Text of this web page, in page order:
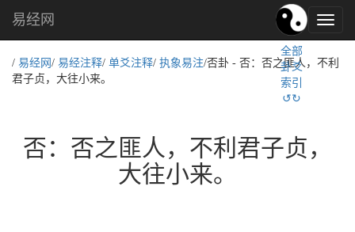
易
经
化,
易经网
全部
卦爻
索引
↺↻
/ 易经网 / 易经注释/ 单爻注释/ 执象易注/否卦 - 否：否之匪人，不利
君子贞，大往小来。
否：否之匪人，不利君子贞，
大往小来。